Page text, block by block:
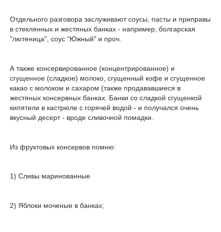
Отдельного разговора заслуживают соусы, пасты и приправы
в стеклянных и жестяных банках - например, болгарская
"лютеница", соус "Южный" и проч.
А также консервированное (концентрированное) и
сгущенное (сладкое) молоко, сгущенный кофе и сгущенное
какао с молоком и сахаром (также продававшиеся в
жестяных консервных банках. Банки со сладкой сгущенкой
кипятили в кастрюле с горячей водой - и получался очень
вкусный десерт - вроде сливочной помадки.
Из фруктовых консервов помню:
1) Сливы маринованные
2) Яблоки моченые в банках;